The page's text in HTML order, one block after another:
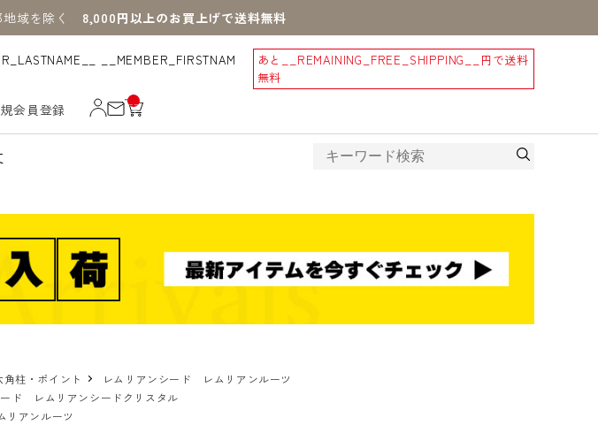
地域を除く 8,000円以上のお買上げで送料無料
__MEMBER_FIRSTNAM
あと __REMAINING_FREE_SHIPPING__
円で送料
無料
会員登録
__
IT
_C
柱・ポイント
レムリアンシード レムリアンルーツ
ード レムリアンシードクリスタル
リアンルーツ